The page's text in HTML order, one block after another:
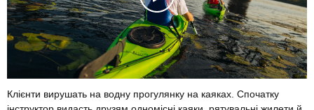
Клієнти вирушать на водну прогулянку на каяках. Спочатку